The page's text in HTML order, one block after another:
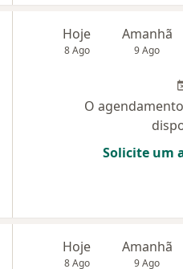
Hoje
8 Ago
Amanhã
9 Ago
O
Solicite um
Hoje
8 Ago
Amanhã
9 Ago